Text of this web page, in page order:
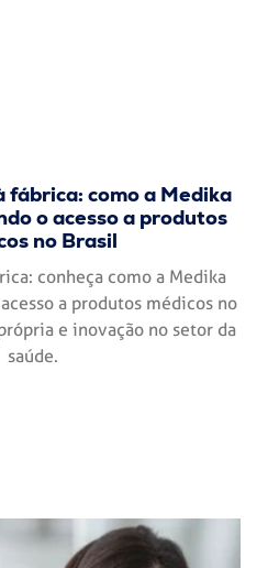
fábrica: como a Medika
o acesso a produtos
no Brasil
conheça como a Medika
a produtos médicos no
e inovação no setor da
saúde.